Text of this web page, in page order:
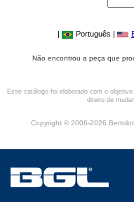
| Português |
Não encontrou a peça que
Esse catálogo foi elaborado com o
direito de
Copyright © 2006-2026